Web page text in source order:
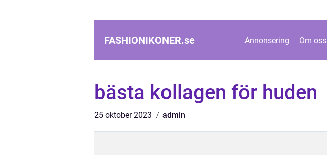
FASHIONIKONER.se Annonsering Om oss
bästa kollagen för huden
25 oktober 2023 admin